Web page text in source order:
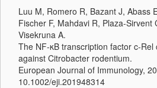
Luu M, Romero R, Bazant J, Abass
Fischer F, Mahdavi R, Plaza-Sirvent
Visekruna A.
The NF-κB transcription factor c-
against Citrobacter rodentium.
European Journal of Immunology,
10.1002/eji.201948314